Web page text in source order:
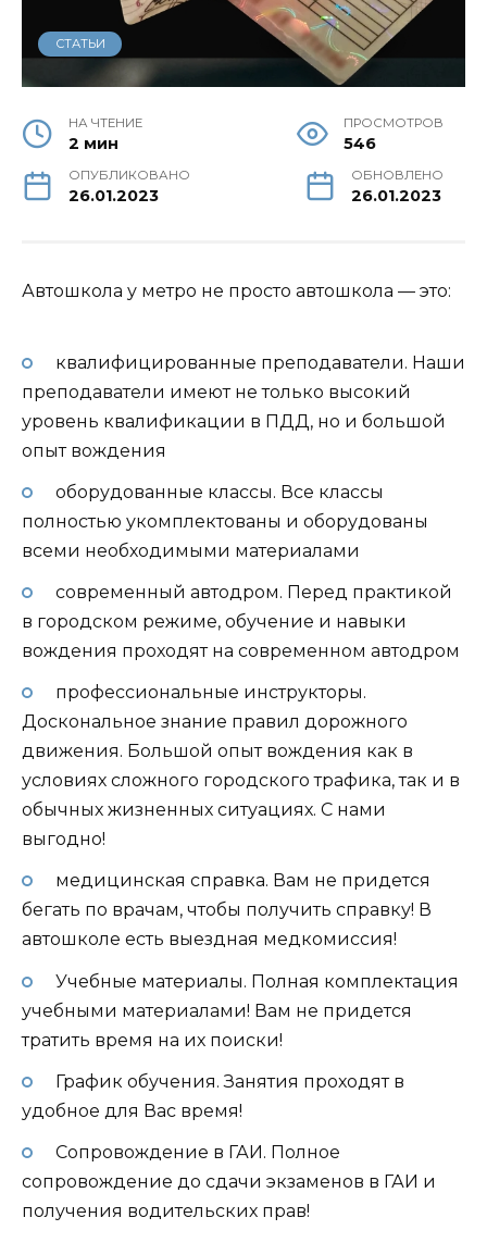
СТАТЬИ
НА ЧТЕНИЕ
2 мин
ПРОСМОТРОВ
546
ОПУБЛИКОВАНО
26.01.2023
ОБНОВЛЕНО
26.01.2023
Автошкола у метро не просто автошкола — это:
квалифицированные преподаватели. Наши
преподаватели имеют не только высокий
уровень квалификации в ПДД, но и большой
опыт вождения
оборудованные классы. Все классы
полностью укомплектованы и оборудованы
всеми необходимыми материалами
современный автодром. Перед практикой
в городском режиме, обучение и навыки
вождения проходят на современном автодром
профессиональные инструкторы.
Доскональное знание правил дорожного
движения. Большой опыт вождения как в
условиях сложного городского трафика, так и в
обычных жизненных ситуациях. С нами
выгодно!
медицинская справка. Вам не придется
бегать по врачам, чтобы получить справку! В
автошколе есть выездная медкомиссия!
Учебные материалы. Полная комплектация
учебными материалами! Вам не придется
тратить время на их поиски!
График обучения. Занятия проходят в
удобное для Вас время!
Сопровождение в ГАИ. Полное
сопровождение до сдачи экзаменов в ГАИ и
получения водительских прав!